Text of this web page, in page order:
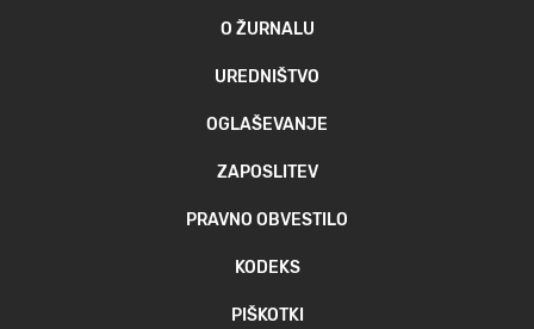
O ŽURNALU
UREDNIŠTVO
OGLAŠEVANJE
ZAPOSLITEV
PRAVNO OBVESTILO
KODEKS
PIŠKOTKI